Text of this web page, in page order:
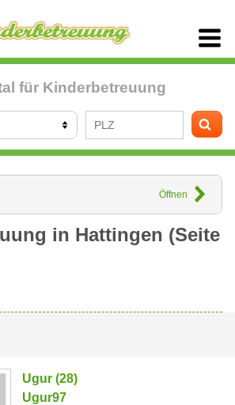
für Kinderbetreuung
Öffnen
in Hattingen (Seite
Ugur (28)
Ugur97